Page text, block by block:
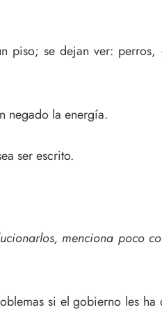
piso; se dejan ver:
negado la energía.
ser escrito.
menciona poco
si el gobierno les ha